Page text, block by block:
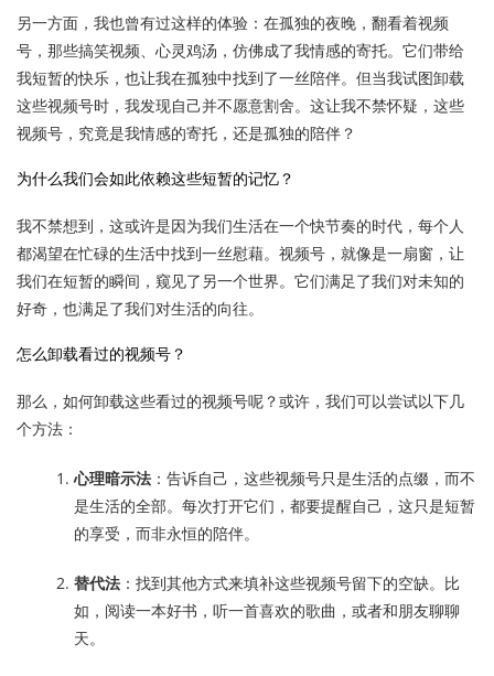
另一方面，我也曾有过这样的体验：在孤独的夜晚，翻看着视频
号，那些搞笑视频、心灵鸡汤，仿佛成了我情感的寄托。它们带给
我短暂的快乐，也让我在孤独中找到了一丝陪伴。但当我试图卸载
这些视频号时，我发现自己并不愿意割舍。这让我不禁怀疑，这些
视频号，究竟是我情感的寄托，还是孤独的陪伴？
为什么我们会如此依赖这些短暂的记忆？
我不禁想到，这或许是因为我们生活在一个快节奏的时代，每个人
都渴望在忙碌的生活中找到一丝慰藉。视频号，就像是一扇窗，让
我们在短暂的瞬间，窥见了另一个世界。它们满足了我们对未知的
好奇，也满足了我们对生活的向往。
怎么卸载看过的视频号？
那么，如何卸载这些看过的视频号呢？或许，我们可以尝试以下几
个方法：
心理暗示法 ：告诉自己，这些视频号只是生活的点缀，而不
是生活的全部。每次打开它们，都要提醒自己，这只是短暂
的享受，而非永恒的陪伴。
替代法 ：找到其他方式来填补这些视频号留下的空缺。比
如，阅读一本好书，听一首喜欢的歌曲，或者和朋友聊聊
天。